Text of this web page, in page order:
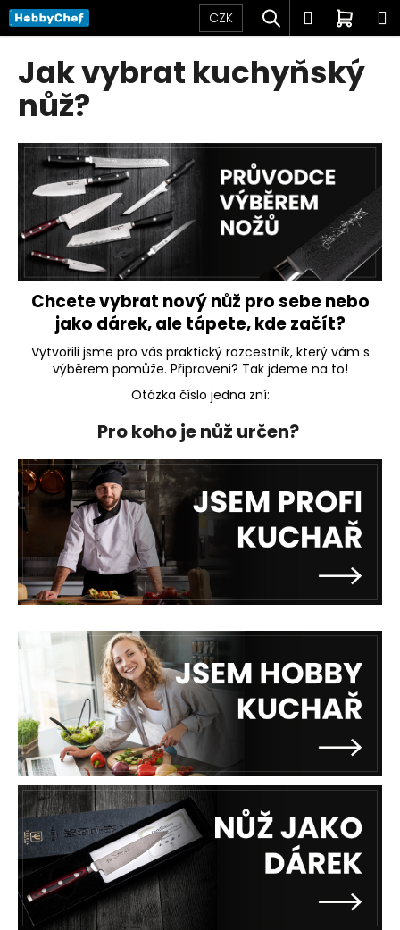
Přejít
na
obsah
CZK Hledat
košík
Jak vybrat kuchyňský
nůž?
Chcete vybrat nový nůž pro sebe nebo
jako dárek, ale tápete, kde začít?
Vytvořili jsme pro vás praktický rozcestník, který vám s
výběrem pomůže. Připraveni? Tak jdeme na to!
Otázka číslo jedna zní:
Pro koho je nůž určen?
K
o
C
o
p
o
t
e
b
u
í
t
?
HLEDAT
o
p
o
r
u
č
u
e
m
e